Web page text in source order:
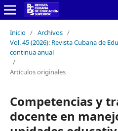
Inicio / Archivos /
Vol. 45 (2026): Revista Cubana de
continua anual
/
Artículos originales
Competencias y
docente en